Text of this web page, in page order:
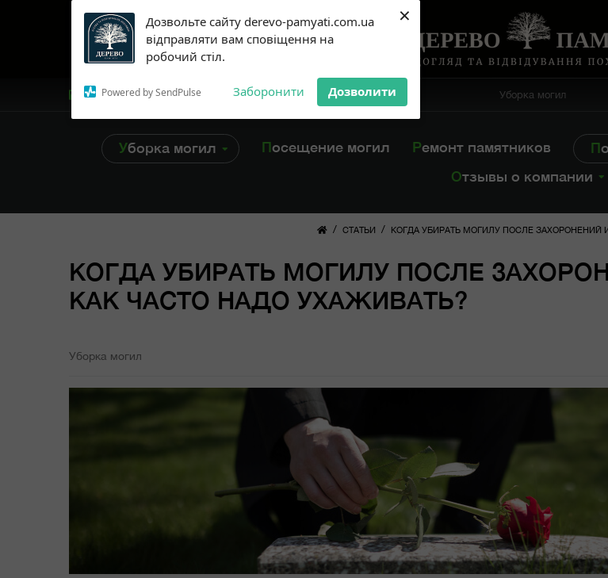
Дозвольте сайту derevo-pamyati.com.ua
відправляти вам сповіщення на
робочий стіл.
Powered by SendPulse Заборонити Дозволити
×
Subscribe to our
notifications!
To enable permission prompts, click
on the notification icon
+38 /099/ 45-96-616 Уборка могил
Уборка могил Посещение могил Ремонт памятников
Отзывы о компании
/ СТАТЬИ / КОГДА УБИРАТЬ МОГИЛУ ПОСЛЕ ЗАХОРОНЕНИЙ
КОГДА УБИРАТЬ МОГИЛУ ПОСЛЕ
КАК ЧАСТО НАДО УХАЖИВАТЬ?
Уборка могил